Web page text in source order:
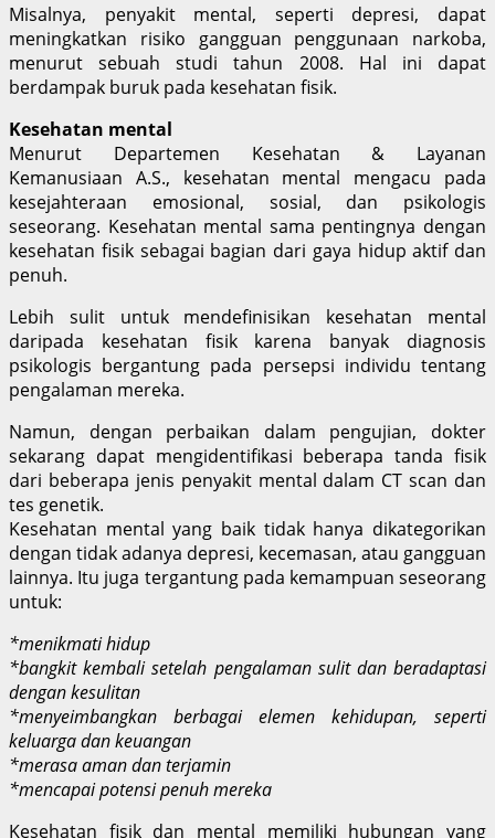
Misalnya, penyakit mental, seperti depresi, dapat
meningkatkan risiko gangguan penggunaan narkoba,
menurut sebuah studi tahun 2008. Hal ini dapat
berdampak buruk pada kesehatan fisik.
Kesehatan mental
Menurut Departemen Kesehatan & Layanan
Kemanusiaan A.S., kesehatan mental mengacu pada
kesejahteraan emosional, sosial, dan psikologis
seseorang. Kesehatan mental sama pentingnya dengan
kesehatan fisik sebagai bagian dari gaya hidup aktif dan
penuh.
Lebih sulit untuk mendefinisikan kesehatan mental
daripada kesehatan fisik karena banyak diagnosis
psikologis bergantung pada persepsi individu tentang
pengalaman mereka.
Namun, dengan perbaikan dalam pengujian, dokter
sekarang dapat mengidentifikasi beberapa tanda fisik
dari beberapa jenis penyakit mental dalam CT scan dan
tes genetik.
Kesehatan mental yang baik tidak hanya dikategorikan
dengan tidak adanya depresi, kecemasan, atau gangguan
lainnya. Itu juga tergantung pada kemampuan seseorang
untuk:
*menikmati hidup
*bangkit kembali setelah pengalaman sulit dan beradaptasi
dengan kesulitan
*menyeimbangkan berbagai elemen kehidupan, seperti
keluarga dan keuangan
*merasa aman dan terjamin
*mencapai potensi penuh mereka
Kesehatan fisik dan mental memiliki hubungan yang